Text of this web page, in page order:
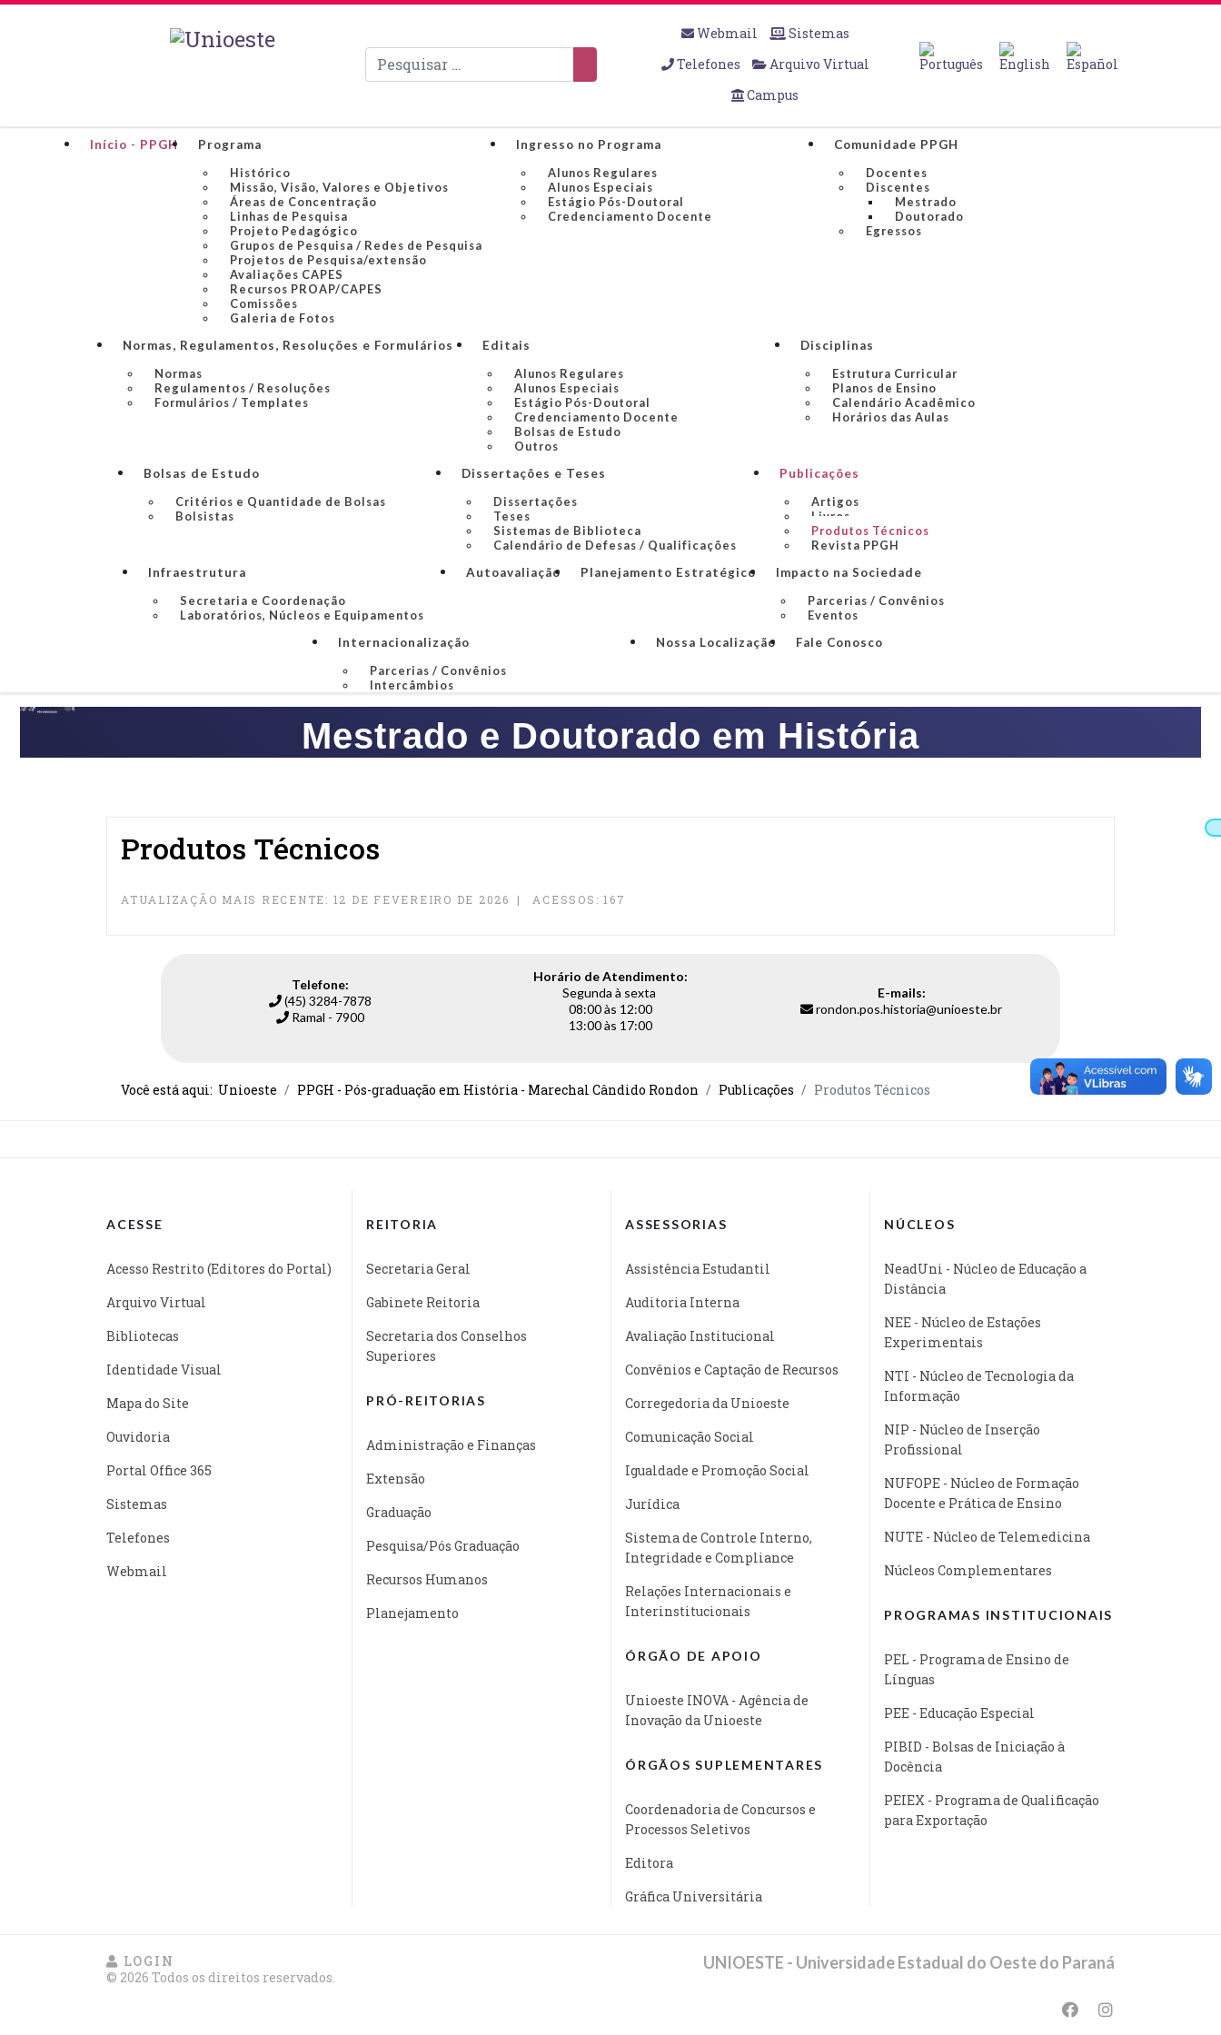
Pesquisar
Webmail
Sistemas
Telefones
Arquivo Virtual
Campus
Início - PPGH
Programa
Histórico
Missão, Visão, Valores e Objetivos
Áreas de Concentração
Linhas de Pesquisa
Projeto Pedagógico
Grupos de Pesquisa / Redes de Pesquisa
Projetos de Pesquisa/extensão
Avaliações CAPES
Recursos PROAP/CAPES
Comissões
Galeria de Fotos
Ingresso no Programa
Alunos Regulares
Alunos Especiais
Estágio Pós-Doutoral
Credenciamento Docente
Comunidade PPGH
Docentes
Discentes
Mestrado
Doutorado
Egressos
Normas, Regulamentos, Resoluções e Formulários
Normas
Regulamentos / Resoluções
Formulários / Templates
Editais
Alunos Regulares
Alunos Especiais
Estágio Pós-Doutoral
Credenciamento Docente
Bolsas de Estudo
Outros
Disciplinas
Estrutura Curricular
Planos de Ensino
Calendário Acadêmico
Horários das Aulas
Bolsas de Estudo
Critérios e Quantidade de Bolsas
Bolsistas
Dissertações e Teses
Dissertações
Teses
Sistemas de Biblioteca
Calendário de Defesas / Qualificações
Publicações
Artigos
Livros
Produtos Técnicos
Revista PPGH
Infraestrutura
Secretaria e Coordenação
Laboratórios, Núcleos e Equipamentos
Autoavaliação Planejamento Estratégico
Impacto na Sociedade
Parcerias / Convênios
Eventos
Internacionalização
Parcerias / Convênios
Intercâmbios
Nossa Localização Fale Conosco
Mestrado e Doutorado em História
Produtos Técnicos
ATUALIZAÇÃO MAIS RECENTE: 12 DE FEVEREIRO DE 2026 ACESSOS: 167
Telefone:
(45) 3284-7878
Ramal - 7900
Horário de Atendimento:
Segunda à sexta
08:00 às 12:00
13:00 às 17:00
E-mails:
rondon.pos.historia@unioeste.br
Você está aqui: Unioeste PPGH - Pós-graduação em História - Marechal Cândido Rondon Publicações Produtos Técnicos
ACESSE
Acesso Restrito (Editores do Portal)
Arquivo Virtual
Bibliotecas
Identidade Visual
Mapa do Site
Ouvidoria
Portal Office 365
Sistemas
Telefones
Webmail
REITORIA
Secretaria Geral
Gabinete Reitoria
Secretaria dos Conselhos
Superiores
PRÓ-REITORIAS
Administração e Finanças
Extensão
Graduação
Pesquisa/Pós Graduação
Recursos Humanos
Planejamento
ASSESSORIAS
Assistência Estudantil
Auditoria Interna
Avaliação Institucional
Convênios e Captação de Recursos
Corregedoria da Unioeste
Comunicação Social
Igualdade e Promoção Social
Jurídica
Sistema de Controle Interno,
Integridade e Compliance
Relações Internacionais e
Interinstitucionais
ÓRGÃO DE APOIO
Unioeste INOVA - Agência de
Inovação da Unioeste
ÓRGÃOS SUPLEMENTARES
Coordenadoria de Concursos e
Processos Seletivos
Editora
Gráfica Universitária
NÚCLEOS
NeadUni - Núcleo de Educação a
Distância
NEE - Núcleo de Estações
Experimentais
NTI - Núcleo de Tecnologia da
Informação
NIP - Núcleo de Inserção
Profissional
NUFOPE - Núcleo de Formação
Docente e Prática de Ensino
NUTE - Núcleo de Telemedicina
Núcleos Complementares
PROGRAMAS INSTITUCIONAIS
PEL - Programa de Ensino de
Línguas
PEE - Educação Especial
PIBID - Bolsas de Iniciação à
Docência
PEIEX - Programa de Qualificação
para Exportação
LOGIN
© 2026 Todos os direitos reservados.
UNIOESTE - Universidade Estadual do Oeste do Paraná